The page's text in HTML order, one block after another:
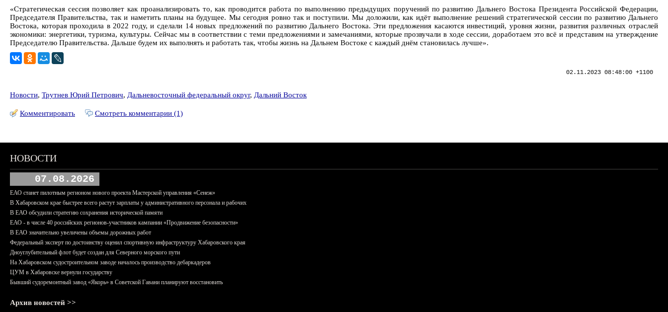
«Стратегическая сессия позволяет как проанализировать то, как проводится работа по выполнению предыдущих поручений по развитию Дальнего Востока Президента Российской Федерации,
Председателя Правительства, так и наметить планы на будущее. Мы сегодня ровно так и поступили. Мы доложили, как идёт выполнение решений стратегической сессии по развитию Дальнего
Востока, которая проходила в 2022 году, и сделали 14 новых предложений по развитию Дальнего Востока. Эти предложения касаются инвестиций, уровня жизни, развития различных отраслей
экономики: энергетики, туризма, культуры. Сейчас мы в соответствии с теми предложениями и замечаниями, которые прозвучали в ходе сессии, доработаем это всё и представим на утверждение
Председателю Правительства. Дальше будем их выполнять и работать так, чтобы жизнь на Дальнем Востоке с каждый днём становилась лучше».
02.11.2023 08:48:00 +1100
Новости, Трутнев Юрий Петрович, Дальневосточный федеральный округ, Дальний Восток
Комментировать Смотреть комментарии (1)
НОВОСТИ
07.08.2026
ЕАО станет пилотным регионом нового проекта Мастерской управления «Сенеж»
В Хабаровском крае быстрее всего растут зарплаты у административного персонала и рабочих
В ЕАО обсудили стратегию сохранения исторической памяти
ЕАО - в числе 40 российских регионов-участников кампании «Продвижение безопасности»
В ЕАО значительно увеличены объемы дорожных работ
Федеральный эксперт по достоинству оценил спортивную инфраструктуру Хабаровского края
Дноуглубительный флот будет создан для Северного морского пути
На Хабаровском судостроительном заводе началось производство дебаркадеров
ЦУМ в Хабаровске вернули государству
Бывший судоремонтный завод «Якорь» в Советской Гавани планируют восстановить
Архив новостей >>